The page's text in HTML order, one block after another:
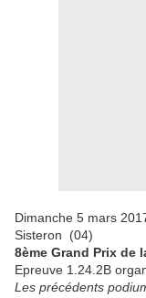
Dimanche 5 mars
Sisteron (04)
8ème Grand Prix de
Epreuve 1.24.2B
Les précédents